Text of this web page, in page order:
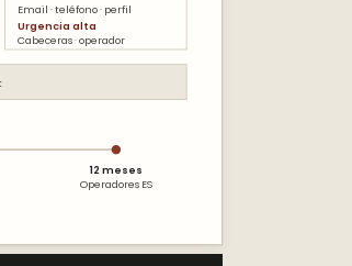
Email · teléfono · perfil
Urgencia alta
Cabeceras · operador
12 meses
Operadores ES